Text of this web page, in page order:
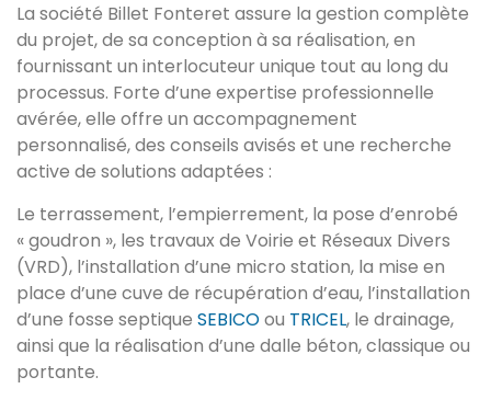
La société Billet Fonteret assure la gestion complète
du projet, de sa conception à sa réalisation, en
fournissant un interlocuteur unique tout au long du
processus. Forte d’une expertise professionnelle
avérée, elle offre un accompagnement
personnalisé, des conseils avisés et une recherche
active de solutions adaptées :
Le terrassement, l’empierrement, la pose d’enrobé
« goudron », les travaux de Voirie et Réseaux Divers
(VRD), l’installation d’une micro station, la mise en
place d’une cuve de récupération d’eau, l’installation
d’une fosse septique SEBICOou TRICEL, le drainage,
ainsi que la réalisation d’une dalle béton, classique ou
portante.